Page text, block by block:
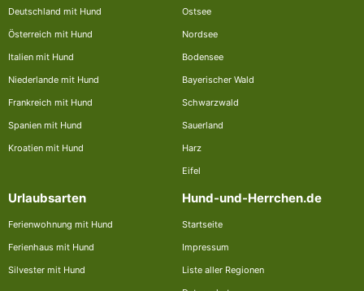
Deutschland mit Hund
Österreich mit Hund
Italien mit Hund
Niederlande mit Hund
Frankreich mit Hund
Spanien mit Hund
Kroatien mit Hund
Ostsee
Nordsee
Bodensee
Bayerischer Wald
Schwarzwald
Sauerland
Harz
Eifel
Urlaubsarten
Ferienwohnung mit Hund
Ferienhaus mit Hund
Silvester mit Hund
Hund-und-Herrchen.de
Startseite
Impressum
Liste aller Regionen